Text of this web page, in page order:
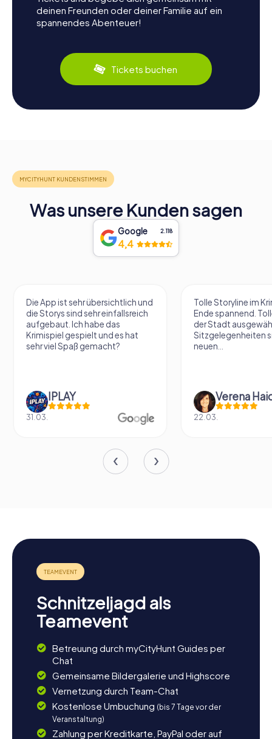
deinen Freunden oder deiner Familie auf ein
spannendes Abenteuer!
Tickets buchen
Was unsere Kunden sagen
Google 2.118
4,4
Die App ist sehr übersichtlich und
die Storys sind sehr einfallsreich
aufgebaut. Ich habe das
Krimispiel gespielt und es hat
sehr viel Spaß gemacht?
IPLAY
31.03.
Tolle Storyline im
Ende spannend.
der Stadt
Sitzgelegenheiten
neuen...
22.03.
Schnitzeljagd als
Teamevent
Betreuung durch myCityHunt Guides per
Chat
Gemeinsame Bildergalerie und Highscore
Vernetzung durch Team-Chat
Kostenlose Umbuchung (bis 7 Tage vor der
Veranstaltung)
Zahlung per Kreditkarte, PayPal oder auf